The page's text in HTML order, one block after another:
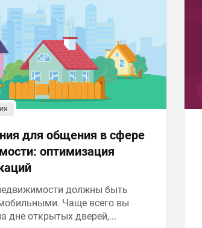
для общения в сфере
оптимизация
должны быть
Чаще всего вы
дне открытых дверей,...